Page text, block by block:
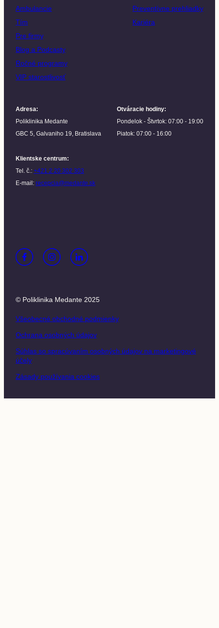
Ambulancie
Tím
Pre firmy
Blog a Podcasty
Ročné programy
VIP starostlivosť
Preventívne prehliadky
Kariéra
Adresa:
Poliklinika Medante
GBC 5, Galvaniho 19, Bratislava
Otváracie hodiny:
Pondelok - Štvrtok: 07:00 - 19:00
Piatok: 07:00 - 16:00
Klientske centrum:
Tel. č.: +421 2 20 302 303
E-mail: recepcia@medante.sk
© Poliklinika Medante 2025
Všeobecné obchodné podmienky
Ochrana osobných údajov
Súhlas so spracúvaním osobných údajov na marketingové
účely
Zásady používania cookies